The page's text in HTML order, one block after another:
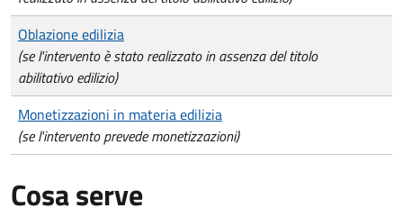
Oblazione edilizia
(se l'intervento è stato realizzato in assenza del titolo
abilitativo edilizio)
Monetizzazioni in materia edilizia
(se l'intervento prevede monetizzazioni)
Cosa serve